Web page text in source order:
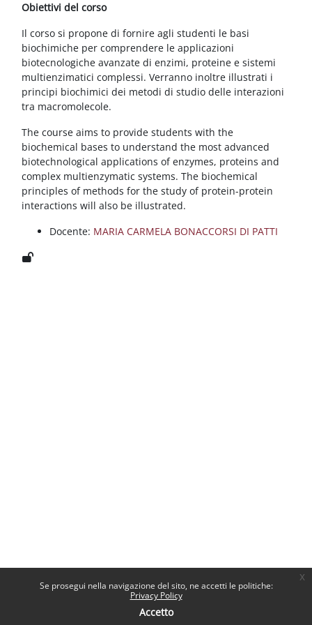
Vai al contenuto principale
Se prosegui nella navigazione del sito, ne accetti le politiche:
Privacy Policy
Accetto
x
Blocchi
Obiettivi del corso
Il corso si propone di fornire agli studenti le basi
biochimiche per comprendere le applicazioni
biotecnologiche avanzate di enzimi, proteine e sistemi
multienzimatici complessi. Verranno inoltre illustrati i
principi biochimici dei metodi di studio delle interazioni
tra macromolecole.
The course aims to provide students with the
biochemical bases to understand the most advanced
biotechnological applications of enzymes, proteins and
complex multienzymatic systems. The biochemical
principles of methods for the study of protein-protein
interactions will also be illustrated.
Docente: MARIA CARMELA BONACCORSI DI PATTI